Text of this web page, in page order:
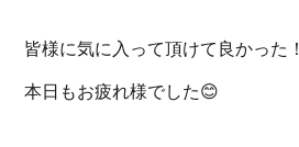
皆様に気に入って頂けて良かった！
本日もお疲れ様でした😊